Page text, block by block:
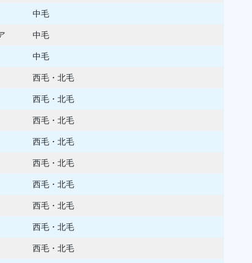
中毛
中毛
中毛
西毛・北毛
西毛・北毛
西毛・北毛
西毛・北毛
西毛・北毛
西毛・北毛
西毛・北毛
西毛・北毛
西毛・北毛